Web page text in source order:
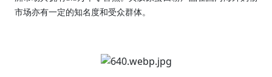
市场亦有一定的知名度和受众群体。